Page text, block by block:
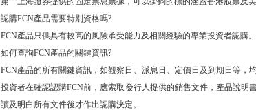
認購FCN產品需要特別資格嗎?
FCN產品只供具有較高的風險承受能力及相關經驗的專業投資者認購。
如何查詢FCN產品的關鍵資訊?
FCN產品的所有關鍵資訊，如觀察日、派息日、定價日及到期日等，
投資者在確認認購FCN前 ， 應索取發行人提供的銷售文件，產品說明
讀及明白 所有文件後才作出認購決定。